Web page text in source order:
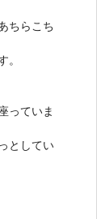
ちらこち
っていま
としてい